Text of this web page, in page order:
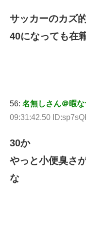
サッカーのカズ
40になっても在
56: 名無しさん＠暇
09:31:42.50
30か
やっと小便臭さ
な